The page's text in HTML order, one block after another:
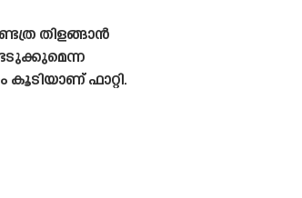
തിളങ്ങാൻ
ഫാറ്റി.